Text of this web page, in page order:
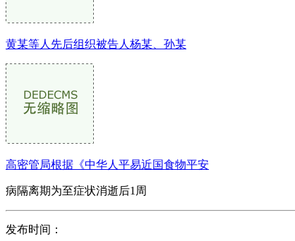
黄某等人先后组织被告人杨某、孙某
高密管局根据《中华人平易近国食物平安
病隔离期为至症状消逝后1周
发布时间：